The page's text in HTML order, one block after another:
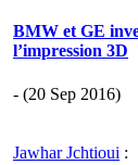
BMW et GE
l’impression 3D
- (20 Sep 2016)
Jawhar Jchtioui :